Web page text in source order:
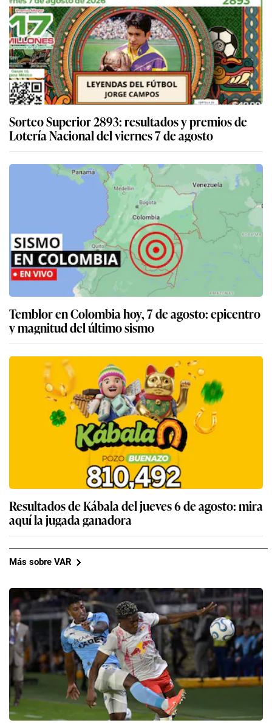
Sorteo Superior 2893: resultados y premios de
Lotería Nacional del viernes 7 de agosto
Temblor en Colombia hoy, 7 de agosto: epicentro
y magnitud del último sismo
Resultados de Kábala del jueves 6 de agosto: mira
aquí la jugada ganadora
Más sobre VAR